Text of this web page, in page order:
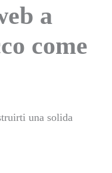
a
come
una solida